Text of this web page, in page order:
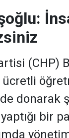
(CHP)
ücretli
donarak
bir